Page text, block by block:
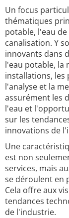
Un focus
thématiques
potable, l'eau
canalisation. Y
innovants dans
l'eau potable, la
installations, les
l'analyse et la
assurément les
l'eau et
sur les
innovations de
Une
est non
services, mais
se déroulent en
Cela offre aux
tendances
de l'industrie.